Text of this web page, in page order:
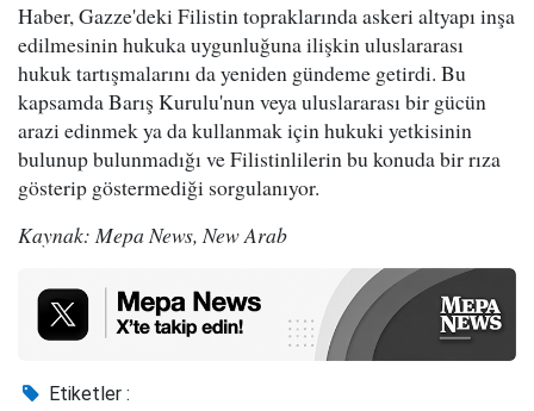
Haber, Gazze'deki Filistin topraklarında askeri altyapı inşa
edilmesinin hukuka uygunluğuna ilişkin uluslararası
hukuk tartışmalarını da yeniden gündeme getirdi. Bu
kapsamda Barış Kurulu'nun veya uluslararası bir gücün
arazi edinmek ya da kullanmak için hukuki yetkisinin
bulunup bulunmadığı ve Filistinlilerin bu konuda bir rıza
gösterip göstermediği sorgulanıyor.
Kaynak: Mepa News, New Arab
Etiketler :